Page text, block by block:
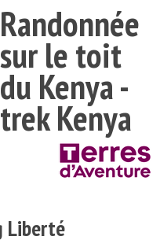
Randonnée
sur le toit
du Kenya -
trek Kenya
Liberté